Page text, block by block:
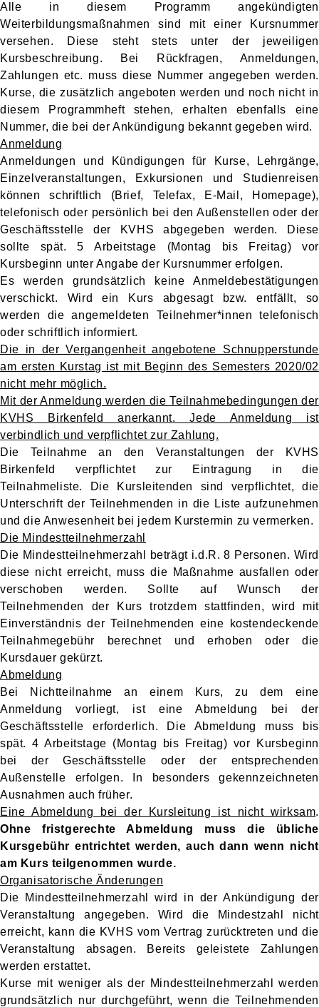
Alle in diesem Programm angekündigten
Weiterbildungsmaßnahmen sind mit einer Kursnummer
versehen. Diese steht stets unter der jeweiligen
Kursbeschreibung. Bei Rückfragen, Anmeldungen,
Zahlungen etc. muss diese Nummer angegeben werden.
Kurse, die zusätzlich angeboten werden und noch nicht in
diesem Programmheft stehen, erhalten ebenfalls eine
Nummer, die bei der Ankündigung bekannt gegeben wird.
Anmeldung
Anmeldungen und Kündigungen für Kurse, Lehrgänge,
Einzelveranstaltungen, Exkursionen und Studienreisen
können schriftlich (Brief, Telefax, E-Mail, Homepage),
telefonisch oder persönlich bei den Außenstellen oder der
Geschäftsstelle der KVHS abgegeben werden. Diese
sollte spät. 5 Arbeitstage (Montag bis Freitag) vor
Kursbeginn unter Angabe der Kursnummer erfolgen.
Es werden grundsätzlich keine Anmeldebestätigungen
verschickt. Wird ein Kurs abgesagt bzw. entfällt, so
werden die angemeldeten Teilnehmer*innen telefonisch
oder schriftlich informiert.
Die in der Vergangenheit angebotene Schnupperstunde
am ersten Kurstag ist mit Beginn des Semesters 2020/02
nicht mehr möglich.
Mit der Anmeldung werden die Teilnahmebedingungen der
KVHS Birkenfeld anerkannt. Jede Anmeldung ist
verbindlich und verpflichtet zur Zahlung.
Die Teilnahme an den Veranstaltungen der KVHS
Birkenfeld verpflichtet zur Eintragung in die
Teilnahmeliste. Die Kursleitenden sind verpflichtet, die
Unterschrift der Teilnehmenden in die Liste aufzunehmen
und die Anwesenheit bei jedem Kurstermin zu vermerken.
Die Mindestteilnehmerzahl
Die Mindestteilnehmerzahl beträgt i.d.R. 8 Personen. Wird
diese nicht erreicht, muss die Maßnahme ausfallen oder
verschoben werden. Sollte auf Wunsch der
Teilnehmenden der Kurs trotzdem stattfinden, wird mit
Einverständnis der Teilnehmenden eine kostendeckende
Teilnahmegebühr berechnet und erhoben oder die
Kursdauer gekürzt.
Abmeldung
Bei Nichtteilnahme an einem Kurs, zu dem eine
Anmeldung vorliegt, ist eine Abmeldung bei der
Geschäftsstelle erforderlich. Die Abmeldung muss bis
spät. 4 Arbeitstage (Montag bis Freitag) vor Kursbeginn
bei der Geschäftsstelle oder der entsprechenden
Außenstelle erfolgen. In besonders gekennzeichneten
Ausnahmen auch früher.
Eine Abmeldung bei der Kursleitung ist nicht wirksam.
Ohne fristgerechte Abmeldung muss die übliche
Kursgebühr entrichtet werden, auch dann wenn nicht
am Kurs teilgenommen wurde.
Organisatorische Änderungen
Die Mindestteilnehmerzahl wird in der Ankündigung der
Veranstaltung angegeben. Wird die Mindestzahl nicht
erreicht, kann die KVHS vom Vertrag zurücktreten und die
Veranstaltung absagen. Bereits geleistete Zahlungen
werden erstattet.
Kurse mit weniger als der Mindestteilnehmerzahl werden
grundsätzlich nur durchgeführt, wenn die Teilnehmenden